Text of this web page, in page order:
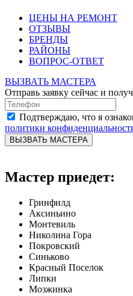
ЦЕНЫ НА РЕМОНТ
ОТЗЫВЫ
БРЕНДЫ
РАЙОНЫ
ВОПРОС-ОТВЕТ
ВЫЗВАТЬ МАСТЕРА
Отправь заявку сейчас и
Подтверждаю, что я
политики
ВЫЗВАТЬ МАСТЕРА
Мастер приедет:
Гринфилд
Аксиньино
Монтевиль
Николина Гора
Покровский
Синьково
Красный Поселок
Липки
Мозжинка